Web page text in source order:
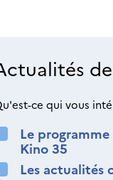
ce qui vous
Le
Kino 35
Les actualités